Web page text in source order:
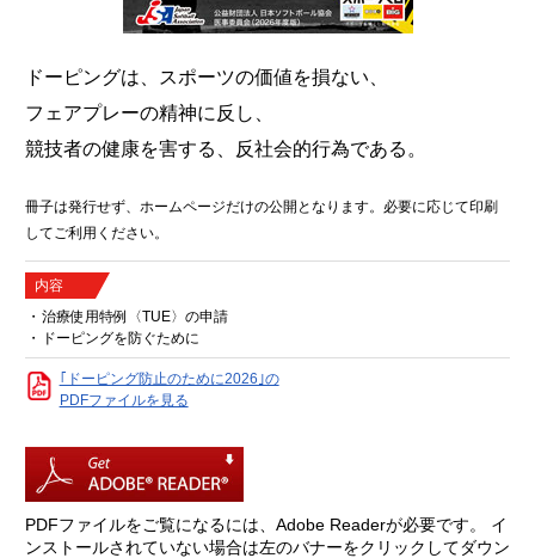
ドーピングは、スポーツの価値を損ない、
フェアプレーの精神に反し、
競技者の健康を害する、反社会的行為である。
冊子は発行せず、ホームページだけの公開となります。必要に応じて印刷
してご利用ください。
内容
治療使用特例〈TUE〉の申請
ドーピングを防ぐために
｢ドーピング防止のために2026｣の
PDFファイルを見る
PDFファイルをご覧になるには、Adobe Readerが必要です。 イ
ンストールされていない場合は左のバナーをクリックしてダウン